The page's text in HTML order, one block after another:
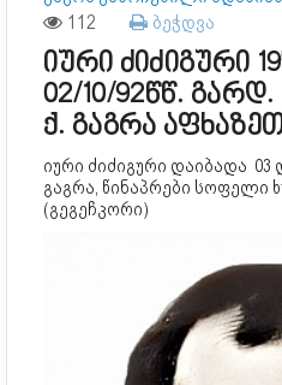
112 ბეჭდვა
იური ძიძიგური
02/10/92წწ.
ქ. გაგრა
იური ძიძიგური დაიბადა 03
გაგრა, წინაპრები სოფელი
(გეგეჩკორი)